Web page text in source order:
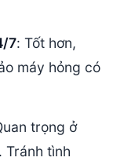
7: Tốt hơn,
máy hỏng có
trọng ở
Tránh tình